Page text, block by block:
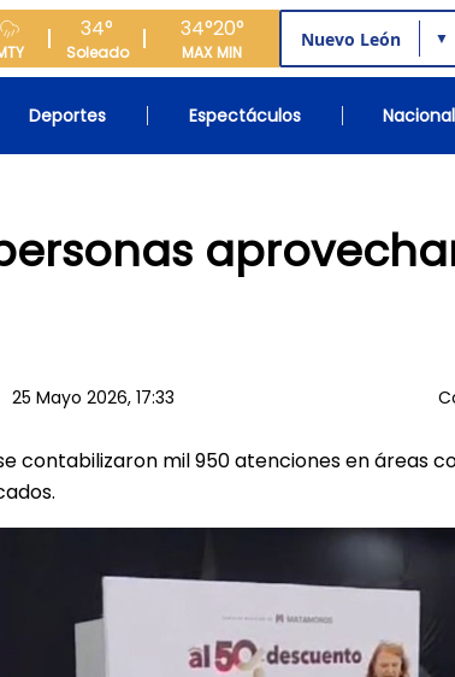
34°
Soleado
34°
MAX
20°
MIN
▼
Deportes Espectáculos Nacional
25 Mayo 2026, 17:33
contabilizaron mil 950 atenciones en áreas